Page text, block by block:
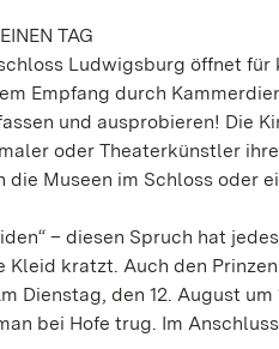
TAG
Ludwigsburg öffnet für
Empfang durch
und ausprobieren! Die
oder Theaterkünstler
die Museen im Schloss oder
– diesen Spruch hat
kratzt. Auch den
Dienstag, den 12. August
bei Hofe trug. Im